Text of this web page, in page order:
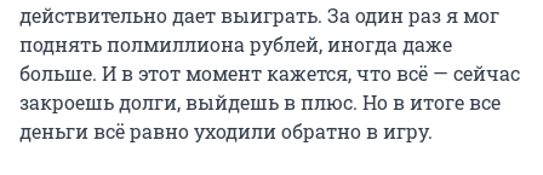
действительно дает выиграть. За один раз я мог
поднять полмиллиона рублей, иногда даже
больше. И в этот момент кажется, что всё — сейчас
закроешь долги, выйдешь в плюс. Но в итоге все
деньги всё равно уходили обратно в игру.